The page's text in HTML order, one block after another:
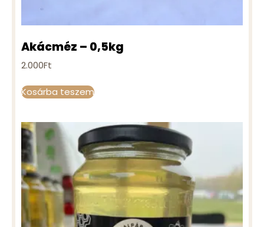
Akácméz – 0,5kg
2.000Ft
Kosárba teszem